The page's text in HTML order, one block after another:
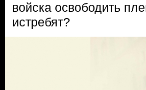
войска освободить
истребят?